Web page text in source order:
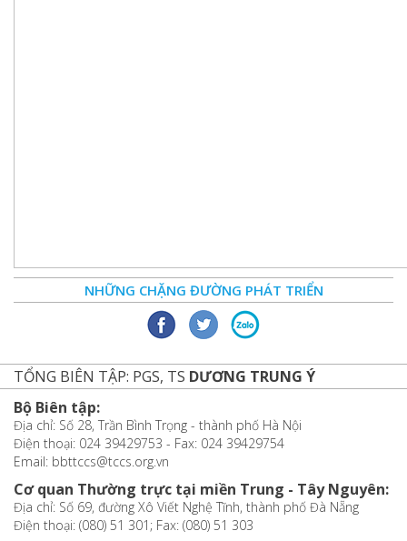
NHỮNG CHẶNG ĐƯỜNG PHÁT TRIỂN
TỔNG BIÊN TẬP: PGS, TS DƯƠNG TRUNG Ý
Bộ Biên tập:
Địa chỉ: Số 28, Trần Bình Trọng - thành phố Hà Nội
Điện thoại: 024 39429753 - Fax: 024 39429754
Email: bbttccs@tccs.org.vn
Cơ quan Thường trực tại miền Trung - Tây Nguyên:
Địa chỉ: Số 69, đường Xô Viết Nghệ Tĩnh, thành phố Đà Nẵng
Điện thoại: (080) 51 301; Fax: (080) 51 303